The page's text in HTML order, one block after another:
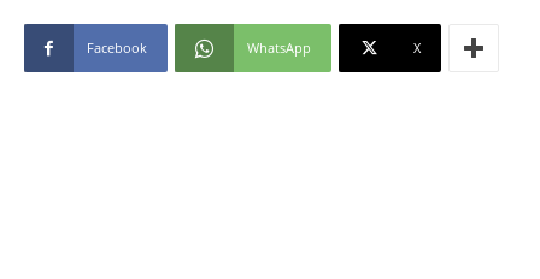
Facebook WhatsApp X